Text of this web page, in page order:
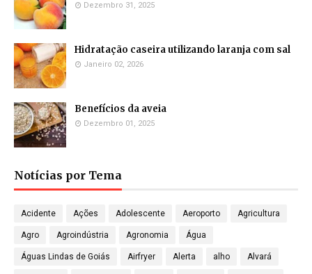
Dezembro 31, 2025
Hidratação caseira utilizando laranja com sal
Janeiro 02, 2026
Benefícios da aveia
Dezembro 01, 2025
Notícias por Tema
Acidente Ações Adolescente Aeroporto Agricultura
Agro Agroindústria Agronomia Água
Águas Lindas de Goiás Airfryer Alerta alho Alvará